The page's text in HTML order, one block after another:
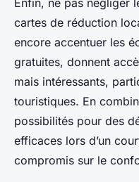
cartes de réduction
encore accentuer les
gratuites, donnent
mais intéressants,
touristiques. En
possibilités pour des
efficaces lors d’un
compromis sur le